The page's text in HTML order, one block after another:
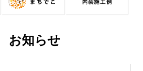
お知らせ